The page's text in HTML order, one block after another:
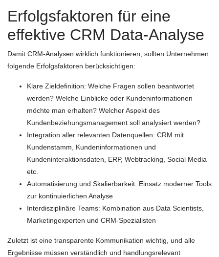
Erfolgsfaktoren für eine
effektive CRM Data-Analyse
Damit CRM-Analysen wirklich funktionieren, sollten Unternehmen
folgende Erfolgsfaktoren berücksichtigen:
Klare Zieldefinition: Welche Fragen sollen beantwortet
werden? Welche Einblicke oder Kundeninformationen
möchte man erhalten? Welcher Aspekt des
Kundenbeziehungsmanagement soll analysiert werden?
Integration aller relevanten Datenquellen: CRM mit
Kundenstamm, Kundeninformationen und
Kundeninteraktionsdaten, ERP, Webtracking, Social Media
etc.
Automatisierung und Skalierbarkeit: Einsatz moderner Tools
zur kontinuierlichen Analyse
Interdisziplinäre Teams: Kombination aus Data Scientists,
Marketingexperten und CRM-Spezialisten
Zuletzt ist eine transparente Kommunikation wichtig, und alle
Ergebnisse müssen verständlich und handlungsrelevant